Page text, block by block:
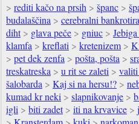
> rediti kačo na prsih > španc >
budalaščina > cerebralni
diht> glava peče > gniuc >
klamfa > kreflati > kretenizem >
> pet dek zenfa > pošta, pošta >
treskatreska > u rit se zaleti >
šalobarda > Kaj si na hersu!? >
kumad kr neki > slapnikovanje >
igli > biti zadet> iti na krvavice >